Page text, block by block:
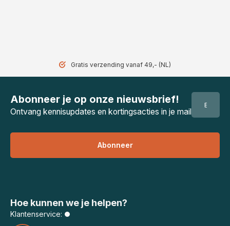
Gratis verzending vanaf 49,- (NL)
Abonneer je op onze nieuwsbrief!
Ontvang kennisupdates en kortingsacties in je mail
Abonneer
Hoe kunnen we je helpen?
Klantenservice: